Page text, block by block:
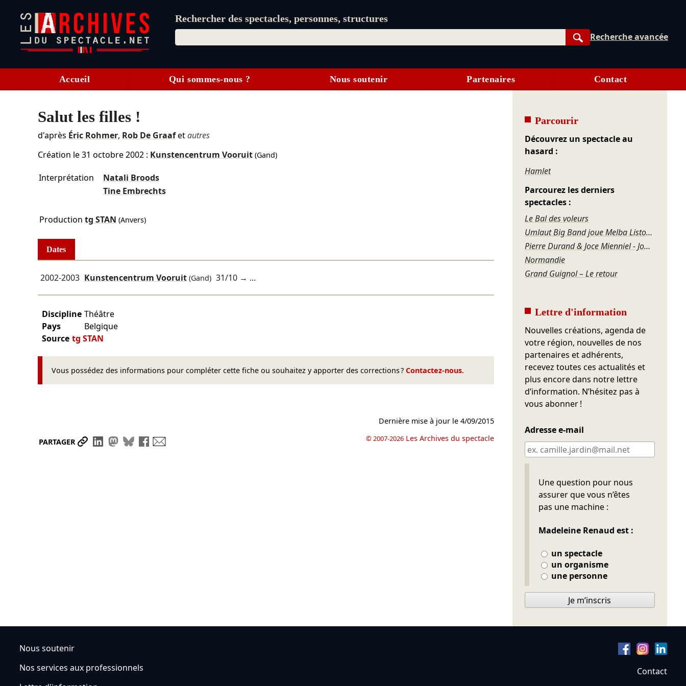
Rechercher des spectacles, personnes, structures
Rechercher
Recherche avancée
Accueil Qui sommes-nous ? Nous soutenir Partenaires Contact
Salut les filles !
d'après Éric Rohmer, Rob De Graafetautres
Création le31 octobre 2002: Kunstencentrum Vooruit(Gand)
Interprétation
Natali Broods
Tine Embrechts
Production tg STAN (Anvers)
Dates
2002-2003 Kunstencentrum Vooruit(Gand) 31/10→ ...
Discipline Théâtre
Pays
Belgique
Source tg STAN
Vous possédez des informations pour compléter cette fiche ou souhaitez y apporter des corrections ? Contactez-nous.
PARTAGER Partager le lien
Partager sur LinkedIn
Partager sur Mastodon
Partager sur Bluesky
Partager sur Facebook
Dernière mise à jour le4/09/2015
© 2007-2026 Les Archives du spectacle
Parcourir
Découvrez un spectacle au
hasard :
Hamlet
Parcourez les derniers
spectacles :
Le Bal des voleurs
Umlaut Big Band joue Melba Liston – Grandma’s Dance
Pierre Durand & Joce Mienniel - Jour de blues à Bamako
Normandie
Grand Guignol – Le retour
Lettre d'information
Nouvelles créations, agenda de
votre région, nouvelles de nos
partenaires et adhérents,
recevez toutes ces actualités et
plus encore dans notre lettre
d’information. N’hésitez pas à
vous abonner !
Adresse e-mail
Une question pour nous
assurer que vous n’êtes
pas une machine :
Madeleine Renaud est :
un spectacle
un organisme
une personne
Ne pas remplir
Je m’inscris
Nous soutenir
Nos services aux professionnels
Contact